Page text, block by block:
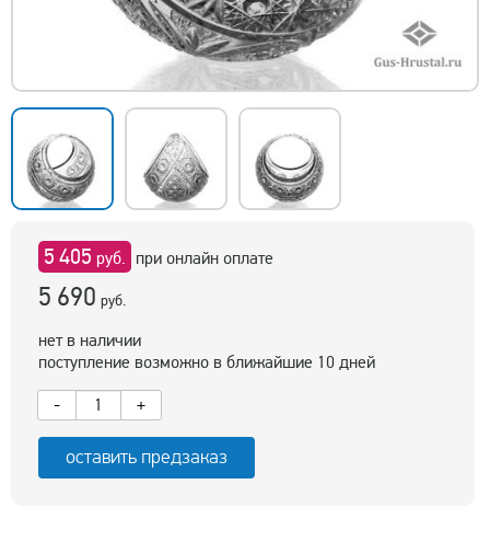
5 405 руб. при онлайн оплате
5 690 руб.
нет в наличии
поступление возможно в ближайшие 10 дней
-
+
оставить предзаказ